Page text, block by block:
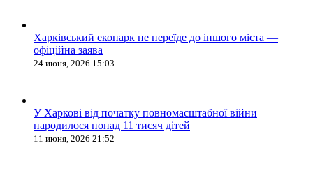
Харківський екопарк не переїде до іншого міста —
офіційна заява
24 июня, 2026 15:03
У Харкові від початку повномасштабної війни
народилося понад 11 тисяч дітей
11 июня, 2026 21:52